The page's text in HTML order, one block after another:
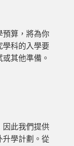
預算，將為你
學科的入學要
其他準備。
因此我們提供
升學計劃。從